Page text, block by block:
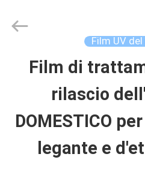
CASA
PRODOTTI
VIDEO
Material
Film UV
Film di
rilascio
DOMESTICO
legante e